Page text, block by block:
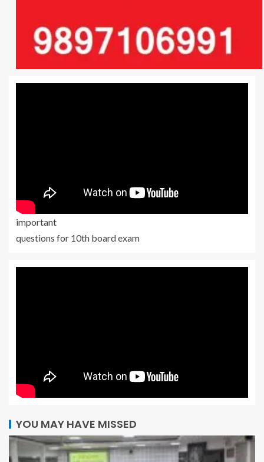
important
questions for 10th board exam
YOU MAY HAVE MISSED